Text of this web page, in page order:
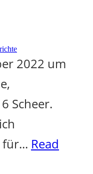
2022 um
Scheer.
Read